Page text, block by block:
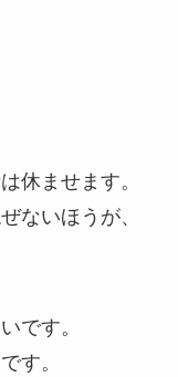
休ませます。
ないほうが、
です。
す。